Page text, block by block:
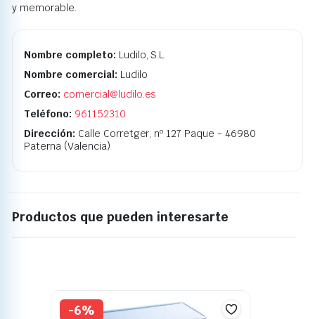
y memorable.
Nombre completo: Ludilo, S.L.
Nombre comercial: Ludilo
Correo: comercial@ludilo.es
Teléfono: 961152310
Dirección: Calle Corretger, nº 127 Paque - 46980
Paterna (Valencia)
Productos que pueden interesarte
-6%